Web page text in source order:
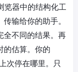
览器中的结构化工
输给你的助手。
全不同的结果。再
的估算。你的
次停在哪里。只